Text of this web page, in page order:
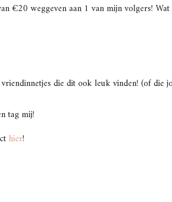
€20 weggeven aan 1 van mijn volgers!
die dit ook leuk vinden! (of die
tag mij!
hier!